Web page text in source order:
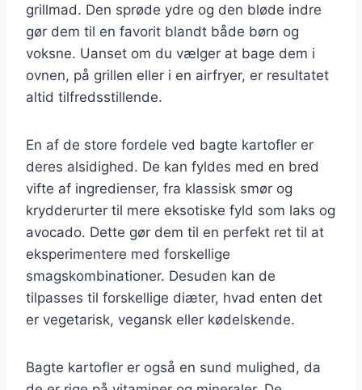
grillmad. Den sprøde ydre og den bløde indre
gør dem til en favorit blandt både børn og
voksne. Uanset om du vælger at bage dem i
ovnen, på grillen eller i en airfryer, er resultatet
altid tilfredsstillende.
En af de store fordele ved bagte kartofler er
deres alsidighed. De kan fyldes med en bred
vifte af ingredienser, fra klassisk smør og
krydderurter til mere eksotiske fyld som laks og
avocado. Dette gør dem til en perfekt ret til at
eksperimentere med forskellige
smagskombinationer. Desuden kan de
tilpasses til forskellige diæter, hvad enten det
er vegetarisk, vegansk eller kødelskende.
Bagte kartofler er også en sund mulighed, da